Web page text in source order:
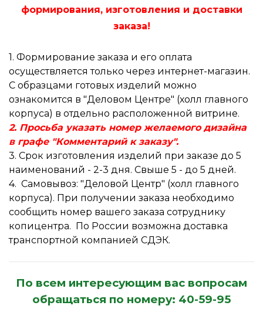
формирования, изготовления и доставки
заказа!
1. Формирование заказа и его оплата
осуществляется только через интернет-магазин.
С образцами готовых изделий можно
ознакомится в "Деловом Центре" (холл главного
корпуса) в отдельно расположенной витрине.
2. Просьба указать номер желаемого дизайна
в графе "Комментарий к заказу".
3. Срок изготовления изделий при заказе до 5
наименований - 2-3 дня. Свыше 5 - до 5 дней.
4. Самовывоз: "Деловой Центр" (холл главного
корпуса). При получении заказа необходимо
сообщить номер вашего заказа сотруднику
копицентра.
По России возможна доставка
транспортной компанией СДЭК.
По всем интересующим вас вопросам
обращаться по номеру: 40-59-95